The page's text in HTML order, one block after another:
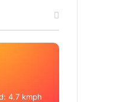
4.7 kmph